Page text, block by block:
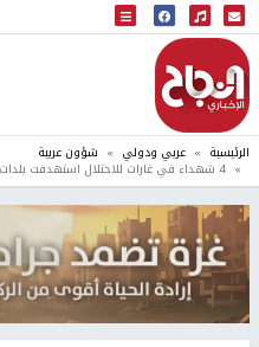
البث المباشر
إذاعة النجاح
الرئيسية عربي ودولي شؤون عربية
4 شهداء في غارات للاحتلال استهدفت بلدات جنوب لبنان